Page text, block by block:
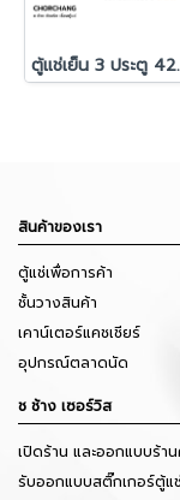
สินค้าของเรา
ตู้แช่เพื่อการค้า
ชั้นวางสินค้า
เคาน์เตอร์แคชเชียร์
อุปกรณ์ตลาดนัด
ช ช้าง เซอร์วิส
เปิดร้าน และออกแบบร้าน
รับออกแบบสติ๊กเกอร์ตู้แ